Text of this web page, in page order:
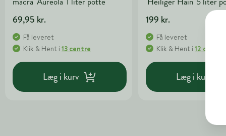
69,95 kr.
Få leveret
Klik & Hent i 13 centre
Læg i kurv
199 kr.
Få leveret
Klik & Hent i12 centre
Læg i kurv